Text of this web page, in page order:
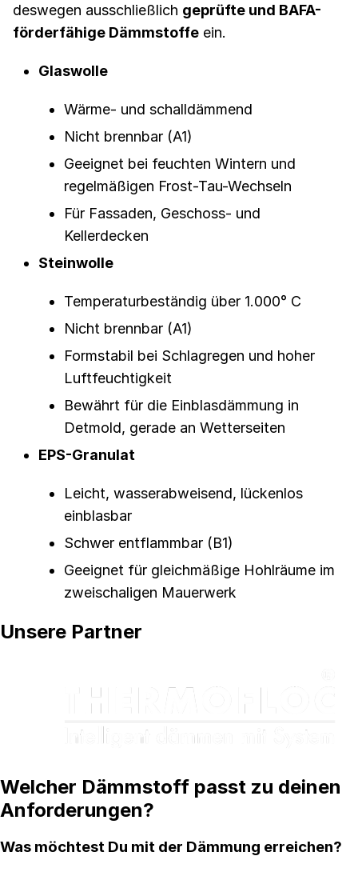
deswegen ausschließlich geprüfte und BAFA-
förderfähige Dämmstoffe ein.
Glaswolle
Wärme- und schalldämmend
Nicht brennbar (A1)
Geeignet bei feuchten Wintern und
regelmäßigen Frost-Tau-Wechseln
Für Fassaden, Geschoss- und
Kellerdecken
Steinwolle
Temperaturbeständig über 1.000° C
Nicht brennbar (A1)
Formstabil bei Schlagregen und hoher
Luftfeuchtigkeit
Bewährt für die Einblasdämmung in
Detmold, gerade an Wetterseiten
EPS-Granulat
Leicht, wasserabweisend, lückenlos
einblasbar
Schwer entflammbar (B1)
Geeignet für gleichmäßige Hohlräume im
zweischaligen Mauerwerk
Unsere Partner
Welcher Dämmstoff passt zu deinen
Anforderungen?
Was möchtest Du mit der Dämmung erreichen?